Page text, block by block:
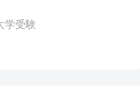
学受験